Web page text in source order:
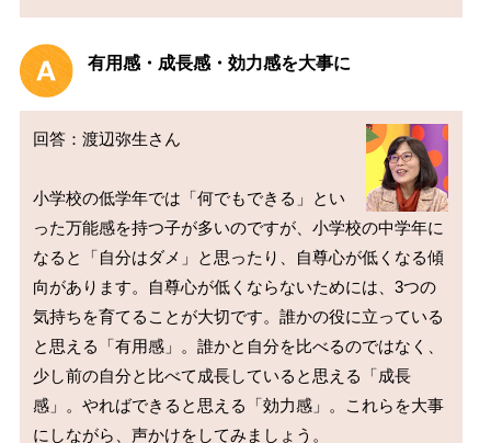
有用感・成長感・効力感を大事に
回答：渡辺弥生さん
小学校の低学年では「何でもできる」とい
った万能感を持つ子が多いのですが、小学校の中学年に
なると「自分はダメ」と思ったり、自尊心が低くなる傾
向があります。自尊心が低くならないためには、3つの
気持ちを育てることが大切です。誰かの役に立っている
と思える「有用感」。誰かと自分を比べるのではなく、
少し前の自分と比べて成長していると思える「成長
感」。やればできると思える「効力感」。これらを大事